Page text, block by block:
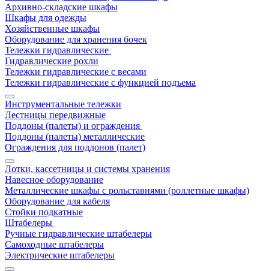
Архивно-складские шкафы
Шкафы для одежды
Хозяйственные шкафы
Оборудование для хранения бочек
Тележки гидравлические
Гидравлические рохли
Тележки гидравлические с весами
Тележки гидравлические с функцией подъема
Инструментальные тележки
Лестницы передвижные
Поддоны (палеты) и ограждения
Поддоны (палеты) металлические
Ограждения для поддонов (палет)
Лотки, кассетницы и системы хранения
Навесное оборудование
Металлические шкафы с рольставнями (роллетные шкафы)
Оборудование для кабеля
Стойки подкатные
Штабелеры
Ручные гидравлические штабелеры
Самоходные штабелеры
Электрические штабелеры